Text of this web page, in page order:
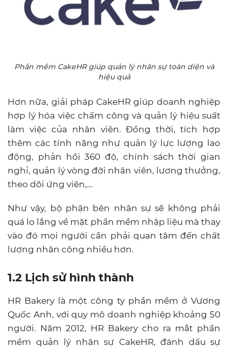
Phần mềm CakeHR giúp quản lý nhân sự toàn diện và
hiệu quả
Hơn nữa, giải pháp CakeHR giúp doanh nghiệp
hợp lý hóa việc chấm công và quản lý hiệu suất
làm việc của nhân viên. Đồng thời, tích hợp
thêm các tính năng như quản lý lực lượng lao
động, phản hồi 360 độ, chính sách thời gian
nghỉ, quản lý vòng đời nhân viên, lương thưởng,
theo dõi ứng viên,…
Như vậy, bộ phận bên nhân sự sẽ không phải
quá lo lắng về mặt phần mềm nhập liệu mà thay
vào đó mọi người cần phải quan tâm đến chất
lượng nhân công nhiều hơn.
1.2 Lịch sử hình thành
HR Bakery là một công ty phần mềm ở Vương
Quốc Anh, với quy mô doanh nghiệp khoảng 50
người. Năm 2012, HR Bakery cho ra mắt phần
mềm quản lý nhân sự CakeHR, đánh dấu sự